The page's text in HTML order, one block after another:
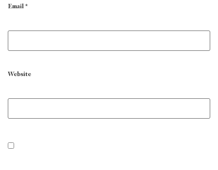
Email*
Website